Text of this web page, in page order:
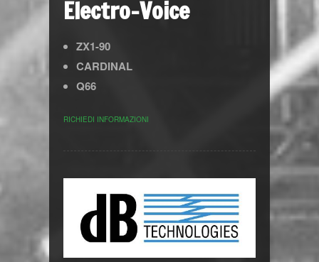
Electro-Voice
ZX1-90
CARDINAL
Q66
RICHIEDI INFORMAZIONI